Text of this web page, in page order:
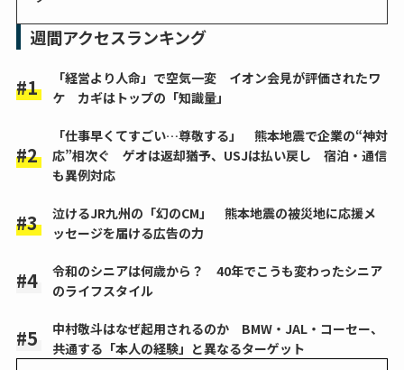
週間アクセスランキング
「経営より人命」で空気一変 イオン会見が評価されたワ
ケ カギはトップの「知識量」
「仕事早くてすごい…尊敬する」 熊本地震で企業の“神対
応”相次ぐ ゲオは返却猶予、USJは払い戻し 宿泊・通信
も異例対応
泣けるJR九州の「幻のCM」 熊本地震の被災地に応援メ
ッセージを届ける広告の力
令和のシニアは何歳から？ 40年でこうも変わったシニア
のライフスタイル
中村敬斗はなぜ起用されるのか BMW・JAL・コーセー、
共通する「本人の経験」と異なるターゲット